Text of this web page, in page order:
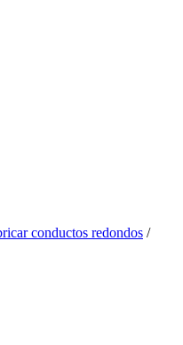
conductos redondos /